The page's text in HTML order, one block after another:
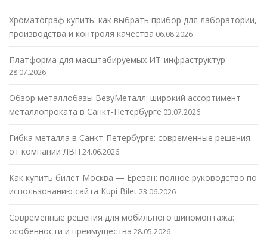
Хроматограф купить: как выбрать прибор для лаборатории,
производства и контроля качества 06.08.2026
Платформа для масштабируемых ИТ-инфраструктур
28.07.2026
Обзор металлобазы ВезуМеталл: широкий ассортимент
металлопроката в Санкт-Петербурге 03.07.2026
Гибка металла в Санкт-Петербурге: современные решения
от компании ЛВП 24.06.2026
Как купить билет Москва — Ереван: полное руководство по
использованию сайта Kupi Bilet23.06.2026
Современные решения для мобильного шиномонтажа:
особенности и преимущества 28.05.2026